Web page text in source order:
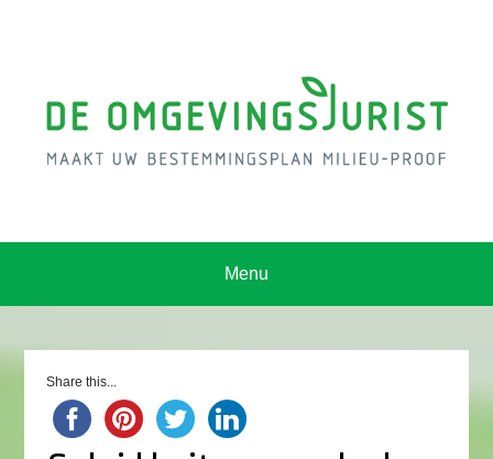
Menu
Share this...